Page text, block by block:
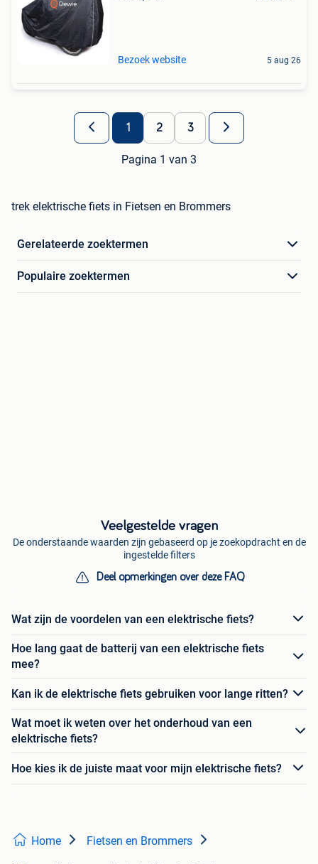
Bezoek website 5 aug 26
1 2 3
Pagina 1 van 3
trek elektrische fiets in Fietsen en Brommers
Gerelateerde zoektermen
Populaire zoektermen
Veelgestelde vragen
De onderstaande waarden zijn gebaseerd op je zoekopdracht en de
ingestelde filters
Deel opmerkingen over deze FAQ
Wat zijn de voordelen van een elektrische fiets?
Hoe lang gaat de batterij van een elektrische fiets
mee?
Kan ik de elektrische fiets gebruiken voor lange ritten?
Wat moet ik weten over het onderhoud van een
elektrische fiets?
Hoe kies ik de juiste maat voor mijn elektrische fiets?
Home Fietsen en Brommers